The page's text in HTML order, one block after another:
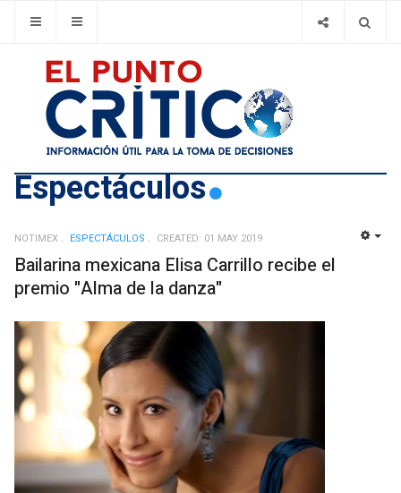
Espectáculos
NOTIMEX ESPECTÁCULOS CREATED: 01 MAY 2019
Bailarina mexicana Elisa Carrillo recibe el
premio "Alma de la danza"